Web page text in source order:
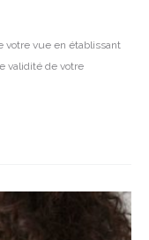
votre vue en établissant
validité de votre